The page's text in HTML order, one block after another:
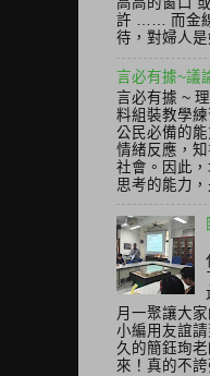
許 …… 而金
待，對婦人
言必有據~議
言必有據 ~
料組裝教學
公民必備的
情緒反應，
社會。因此
思考的能力
月一聚讓大
小編用友誼
久的簡鈺珣
來！真的不